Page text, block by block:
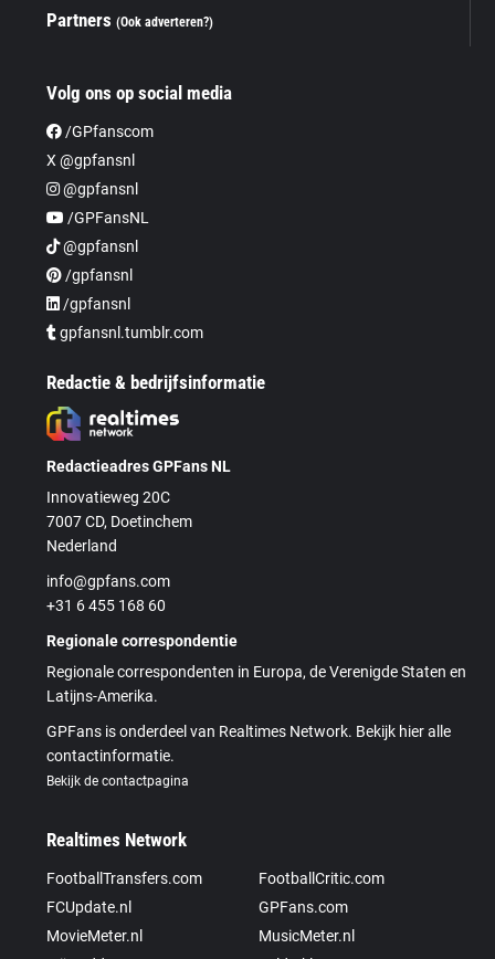
Partners(Ook adverteren?)
Volg ons op social media
/GPfanscom
X @gpfansnl
@gpfansnl
/GPFansNL
@gpfansnl
/gpfansnl
/gpfansnl
gpfansnl.tumblr.com
Redactie & bedrijfsinformatie
Redactieadres GPFans NL
Innovatieweg 20C
7007 CD, Doetinchem
Nederland
info@gpfans.com
+31 6 455 168 60
Regionale correspondentie
Regionale correspondenten in Europa, de Verenigde Staten en
Latijns-Amerika.
GPFans is onderdeel van Realtimes Network. Bekijk hier alle
contactinformatie.
Bekijk de contactpagina
Realtimes Network
FootballTransfers.com
FootballCritic.com
FCUpdate.nl
GPFans.com
MovieMeter.nl
MusicMeter.nl